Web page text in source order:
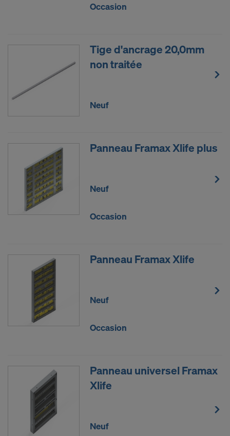
Occasion
Tige d'ancrage 20,0mm
non traitée
Neuf
Panneau Framax Xlife plus
Neuf
Occasion
Panneau Framax Xlife
Neuf
Occasion
Panneau universel Framax
Xlife
Neuf